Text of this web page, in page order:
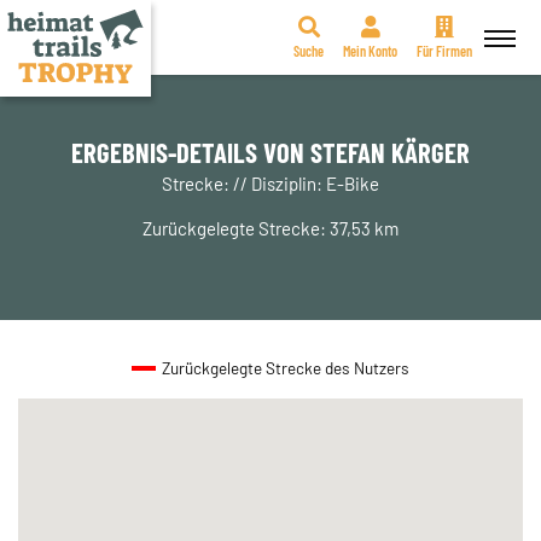
Zum
Suche Mein Konto Für Firmen
ERGEBNIS-DETAILS VON STEFAN KÄRGER
Strecke: // Disziplin: E-Bike
Zurückgelegte Strecke: 37,53 km
Zurückgelegte Strecke des Nutzers